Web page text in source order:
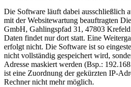
Die Software läuft dabei ausschließlich
mit der Websitewartung beauftragten
GmbH, Gahlingspfad 31, 47803
Daten findet nur dort statt. Eine
erfolgt nicht. Die Software ist so
nicht vollständig gespeichert wird,
Adresse maskiert werden (Bsp.:
ist eine Zuordnung der gekürzten IP-
Rechner nicht mehr möglich.